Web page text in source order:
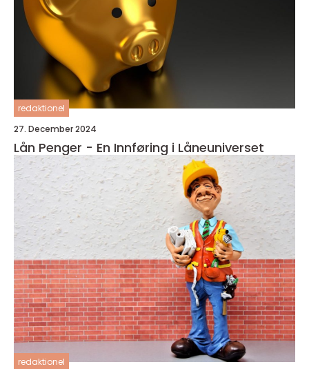
redaktionel
27. December 2024
Lån Penger - En Innføring i Låneuniverset
redaktionel